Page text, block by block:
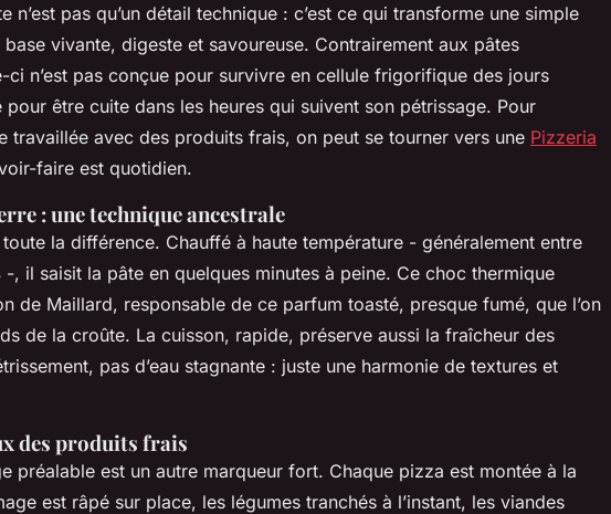
n’est pas qu’un détail technique : c’est ce qui transforme une simple
vivante, digeste et savoureuse. Contrairement aux pâtes
ci n’est pas conçue pour survivre en cellule frigorifique des jours
être cuite dans les heures qui suivent son pétrissage. Pour
travaillée avec des produits frais, on peut se tourner vers une Pizzeria
faire est quotidien.
: une technique ancestrale
la différence. Chauffé à haute température - généralement entre
-, il saisit la pâte en quelques minutes à peine. Ce choc thermique
de Maillard, responsable de ce parfum toasté, presque fumé, que l’on
de la croûte. La cuisson, rapide, préserve aussi la fraîcheur des
pas d’eau stagnante : juste une harmonie de textures et
des produits frais
préalable est un autre marqueur fort. Chaque pizza est montée à la
est râpé sur place, les légumes tranchés à l’instant, les viandes